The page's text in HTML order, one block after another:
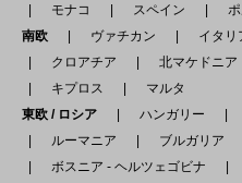
モナコ
スペイン
ポ
南欧
ヴァチカン イタ
クロアチア
北マケドニア
キプロス
マルタ
東欧 / ロシア
ハンガリー
ルーマニア
ブルガリア
ボスニア - ヘルツェゴビナ